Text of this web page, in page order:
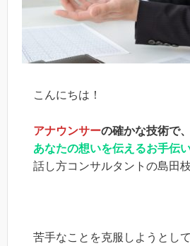
こんにちは！
アナウンサーの確かな技術で、
あなたの想いを伝えるお手伝い
話し方コンサルタントの島田枝
苦手なことを克服しようとして